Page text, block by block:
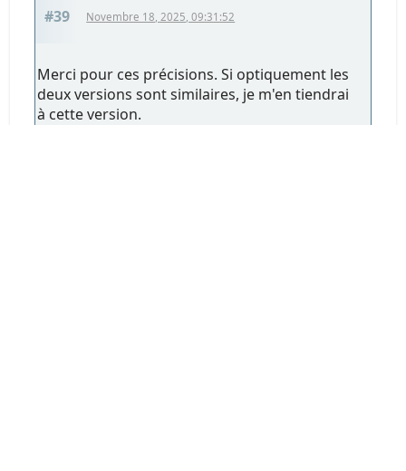
#39 Novembre 18, 2025, 09:31:52
Merci pour ces précisions. Si optiquement les
deux versions sont similaires, je m'en tiendrai
à cette version.